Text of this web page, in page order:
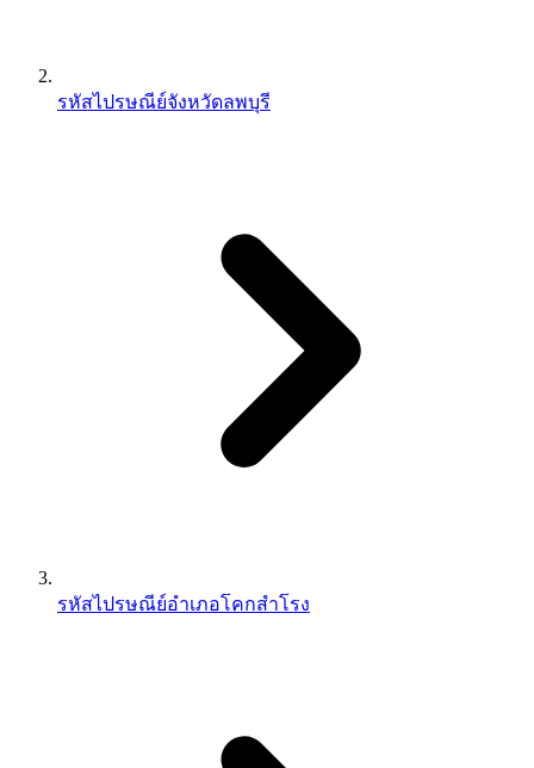
รหัสไปรษณีย์จังหวัดลพบุรี
รหัสไปรษณีย์อำเภอโคกสำโรง